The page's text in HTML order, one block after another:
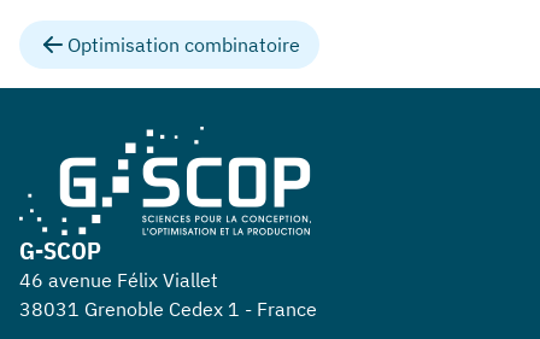
Optimisation combinatoire
G-SCOP
46 avenue Félix Viallet
38031 Grenoble Cedex 1 - France